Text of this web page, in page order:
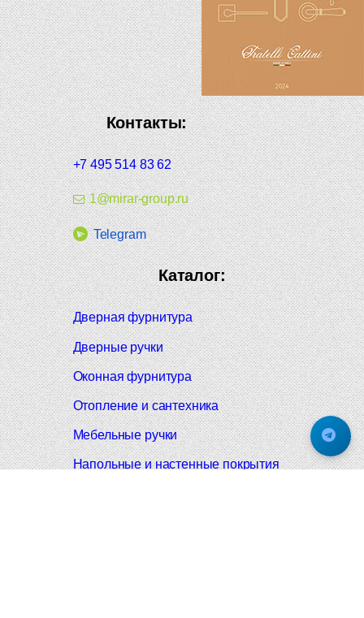
Контакты:
+7 495 514 83 62
1@mirar-group.ru
Telegram
Каталог:
Дверная фурнитура
Дверные ручки
Оконная фурнитура
Отопление и сантехника
Мебельные ручки
Напольные и настенные покрытия